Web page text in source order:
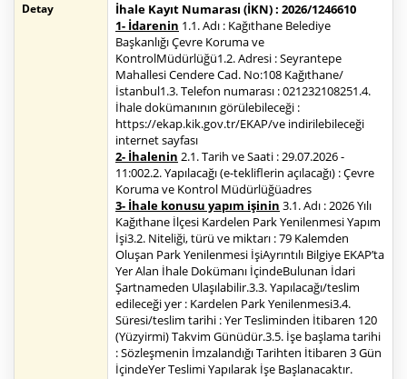
Detay
İhale Kayıt Numarası (İKN) : 2026/1246610
1- İdarenin 1.1. Adı : Kağıthane Belediye
Başkanlığı Çevre Koruma ve
KontrolMüdürlüğü1.2. Adresi : Seyrantepe
Mahallesi Cendere Cad. No:108 Kağıthane/
İstanbul1.3. Telefon numarası : 021232108251.4.
İhale dokümanının görülebileceği :
https://ekap.kik.gov.tr/EKAP/ve indirilebileceği
internet sayfası
2- İhalenin 2.1. Tarih ve Saati : 29.07.2026 -
11:002.2. Yapılacağı (e-tekliflerin açılacağı) : Çevre
Koruma ve Kontrol Müdürlüğüadres
3- İhale konusu yapım işinin 3.1. Adı : 2026 Yılı
Kağıthane İlçesi Kardelen Park Yenilenmesi Yapım
İşi3.2. Niteliği, türü ve miktarı : 79 Kalemden
Oluşan Park Yenilenmesi İşiAyrıntılı Bilgiye EKAP’ta
Yer Alan İhale Dokümanı İçindeBulunan İdari
Şartnameden Ulaşılabilir.3.3. Yapılacağı/teslim
edileceği yer : Kardelen Park Yenilenmesi3.4.
Süresi/teslim tarihi : Yer Tesliminden İtibaren 120
(Yüzyirmi) Takvim Günüdür.3.5. İşe başlama tarihi
: Sözleşmenin İmzalandığı Tarihten İtibaren 3 Gün
İçindeYer Teslimi Yapılarak İşe Başlanacaktır.